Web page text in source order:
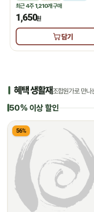
최근 4주1,210개구매
1,650원
담기
혜택 생활재조합원가로 만나
50% 이상 할인
56%